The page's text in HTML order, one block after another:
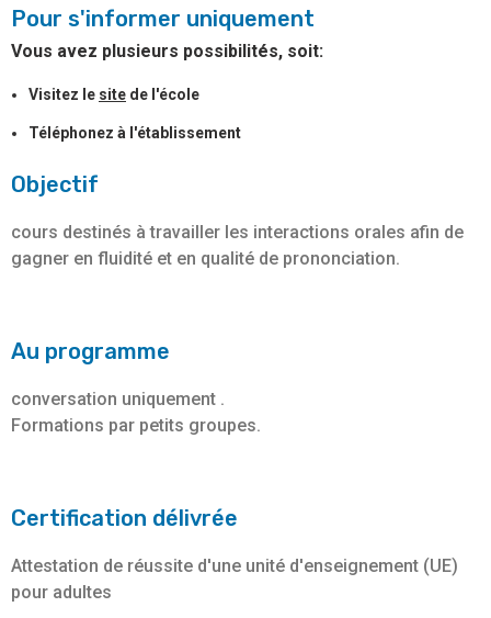
Objectif
cours destinés à travailler les interactions orales afin de
gagner en fluidité et en qualité de prononciation.
Au programme
conversation uniquement .
Formations par petits groupes.
Certification délivrée
Attestation de réussite d'une unité d'enseignement (UE)
pour adultes
Pour s'informer uniquement
Vous avez plusieurs possibilités, soit:
Visitez le site de l'école
Téléphonez à l'établissement